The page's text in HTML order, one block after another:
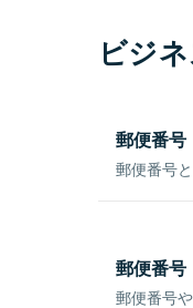
ビジ
郵便番号
郵便番号
郵便番号
郵便番号